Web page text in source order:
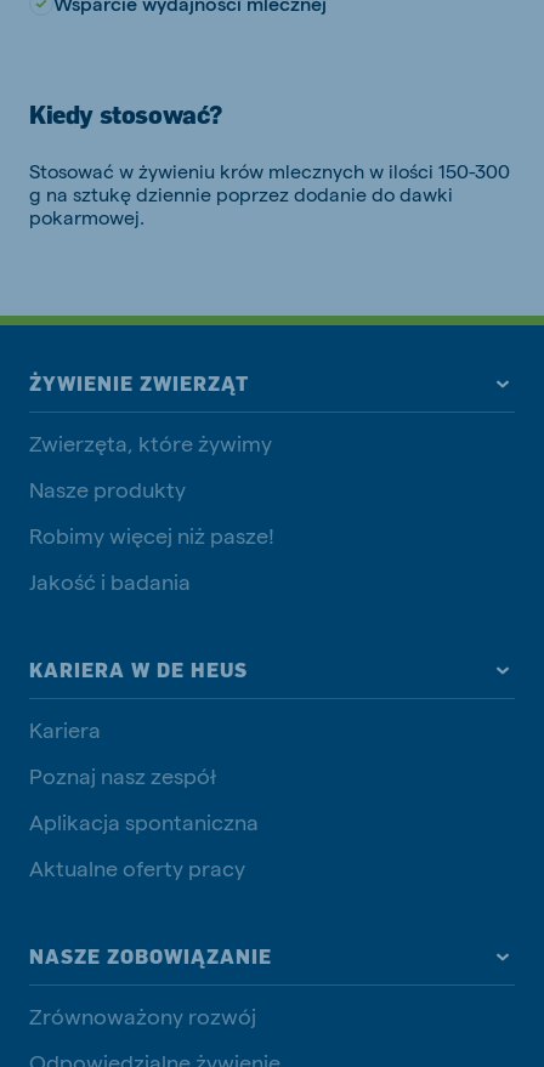
Kiedy stosować?
Stosować w żywieniu krów mlecznych w ilości 150-300
g na sztukę dziennie poprzez dodanie do dawki
pokarmowej.
ŻYWIENIE ZWIERZĄT
Zwierzęta, które żywimy
Nasze produkty
Robimy więcej niż pasze!
Jakość i badania
KARIERA W DE HEUS
Kariera
Poznaj nasz zespół
Aplikacja spontaniczna
Aktualne oferty pracy
NASZE ZOBOWIĄZANIE
Zrównoważony rozwój
Odpowiedzialne żywienie